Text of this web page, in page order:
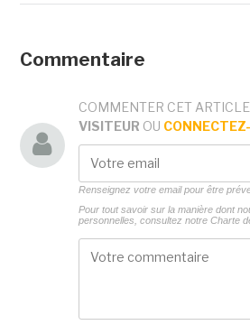
Commentaire
COMMENTER CET
VISITEUR OU
Renseignez votre email pour être
Pour tout savoir sur la manière dont
personnelles, consultez notre Charte